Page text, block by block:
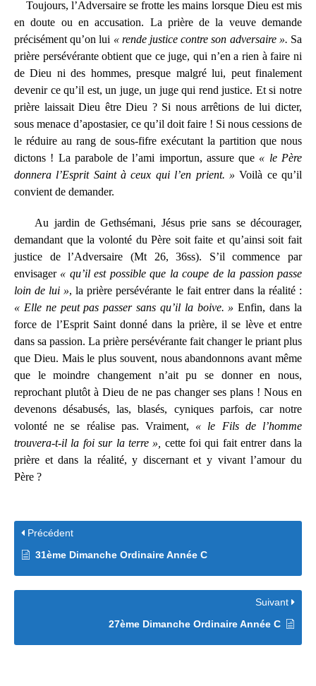
Toujours, l’Adversaire se frotte les mains lorsque Dieu est mis
en doute ou en accusation. La prière de la veuve demande
précisément qu’on lui « rende justice contre son adversaire ». Sa
prière persévérante obtient que ce juge, qui n’en a rien à faire ni
de Dieu ni des hommes, presque malgré lui, peut finalement
devenir ce qu’il est, un juge, un juge qui rend justice. Et si notre
prière laissait Dieu être Dieu ? Si nous arrêtions de lui dicter,
sous menace d’apostasier, ce qu’il doit faire ! Si nous cessions de
le réduire au rang de sous-fifre exécutant la partition que nous
dictons ! La parabole de l’ami importun, assure que « le Père
donnera l’Esprit Saint à ceux qui l’en prient. »Voilà ce qu’il
convient de demander.
Au jardin de Gethsémani, Jésus prie sans se décourager,
demandant que la volonté du Père soit faite et qu’ainsi soit fait
justice de l’Adversaire (Mt 26, 36ss). S’il commence par
envisager « qu’il est possible que la coupe de la passion passe
loin de lui », la prière persévérante le fait entrer dans la réalité :
« Elle ne peut pas passer sans qu’il la boive. » Enfin, dans la
force de l’Esprit Saint donné dans la prière, il se lève et entre
dans sa passion. La prière persévérante fait changer le priant plus
que Dieu. Mais le plus souvent, nous abandonnons avant même
que le moindre changement n’ait pu se donner en nous,
reprochant plutôt à Dieu de ne pas changer ses plans ! Nous en
devenons désabusés, las, blasés, cyniques parfois, car notre
volonté ne se réalise pas. Vraiment, « le Fils de l’homme
trouvera-t-il la foi sur la terre »,
cette foi qui fait entrer dans la
prière et dans la réalité, y discernant et y vivant l’amour du
Père ?
Précédent
31ème Dimanche Ordinaire Année C
Suivant
27ème Dimanche Ordinaire Année C